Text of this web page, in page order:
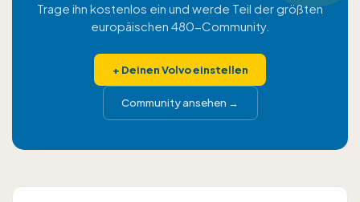
Trage ihn kostenlos ein und werde Teil der größten
europäischen 480-Community.
+ Deinen Volvo einstellen
Community ansehen →